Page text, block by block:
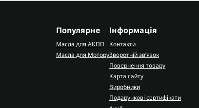
Популярне
Масла для АКПП
Масла для Мотору
Інформація
Контакти
Зворотній зв’язок
Повернення товару
Карта сайту
Виробники
Подарункові сертифікати